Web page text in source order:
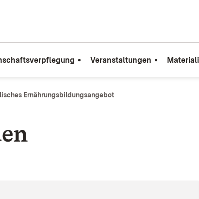
Veranstaltungen
Ernährungsbildungsangebot